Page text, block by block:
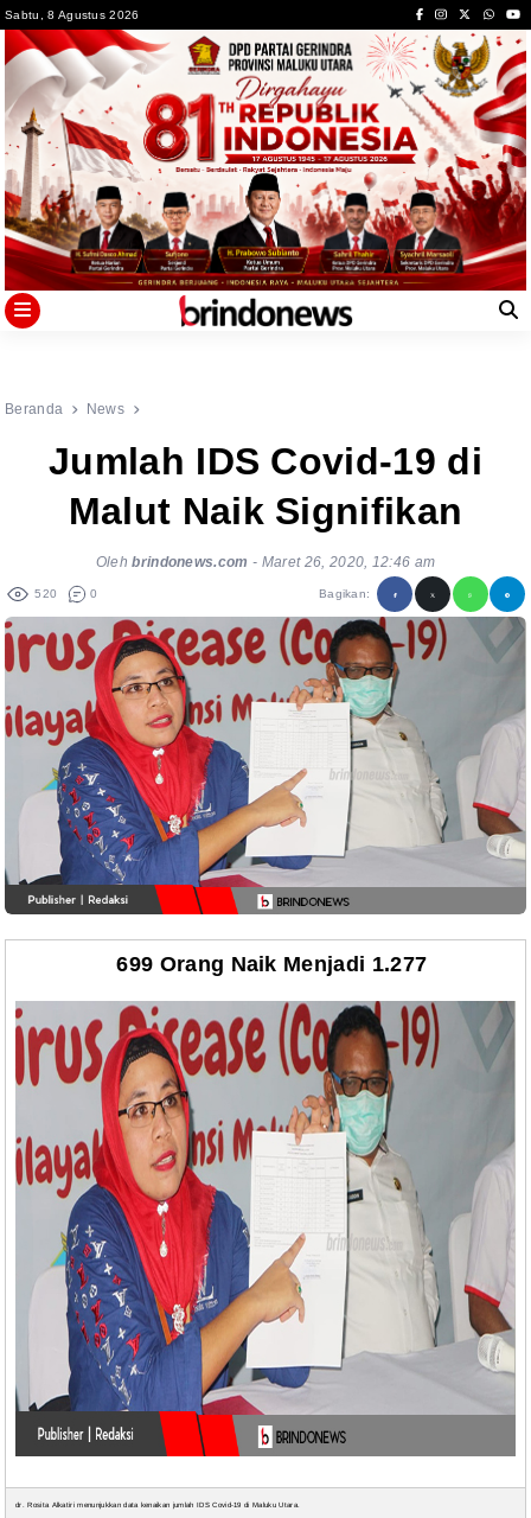
to
content
Sabtu, 8 Agustus 2026
Beranda News
Jumlah IDS Covid-19 di
Malut Naik Signifikan
Olehbrindonews.com - Maret 26, 2020, 12:46 am
520 0 Bagikan:
699 Orang Naik Menjadi 1.277
dr. Rosita Alkatiri menunjukkan data kenaikan jumlah IDS Covid-19 di Maluku Utara.